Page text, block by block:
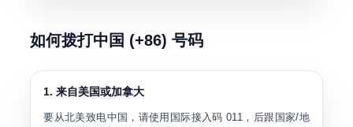
如何拨打中国 (+86) 号码
1. 来自美国或加拿大
要从北美致电中国，请使用国际接入码 011，后跟国家/地